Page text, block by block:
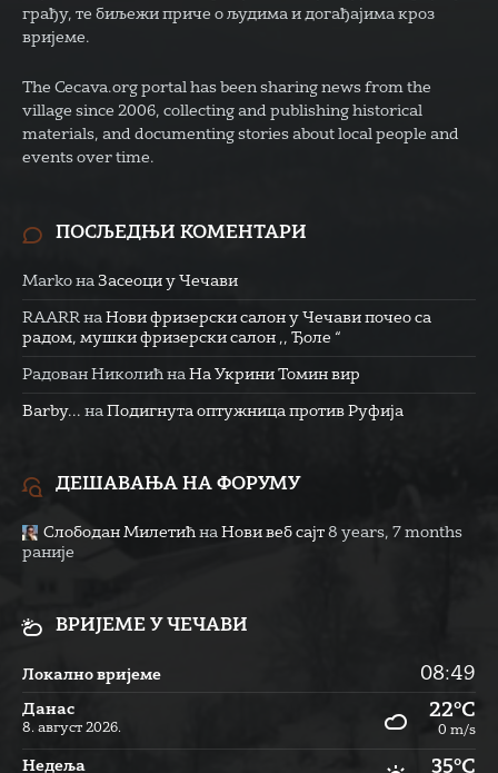
грађу, те биљежи приче о људима и догађајима кроз
вријеме.
The Cecava.org portal has been sharing news from the
village since 2006, collecting and publishing historical
materials, and documenting stories about local people and
events over time.
ПОСЉЕДЊИ КОМЕНТАРИ
Marko на Засеоци у Чечави
RAARR на Нови фризерски салон у Чечави почео са
радом, мушки фризерски салон ,, Ђоле “
Радован Николић на На Укрини Томин вир
Barby... на Подигнута оптужница против Руфија
ДЕШАВАЊА НА ФОРУМУ
Слободан Милетић на Нови веб сајт 8 years, 7 months
раније
ВРИЈЕМЕ У ЧЕЧАВИ
Локално вријеме 08:49
Данас
8. август 2026.
22°C
0 m/s
Недеља 35°C